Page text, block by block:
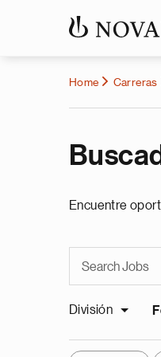
Home Carreras
Encuentre
División